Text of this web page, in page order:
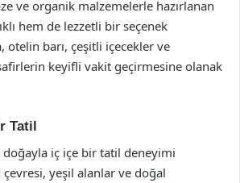
ve organik malzemelerle hazırlanan
hem de lezzetli bir seçenek
otelin barı, çeşitli içecekler ve
keyifli vakit geçirmesine olanak
Tatil
doğayla iç içe bir tatil deneyimi
yeşil alanlar ve doğal